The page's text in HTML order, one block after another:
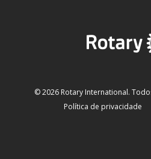
© 2026 Rotary International.
Política de privacidade